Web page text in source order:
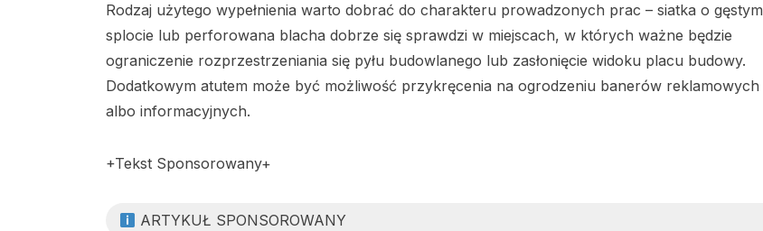
Rodzaj użytego wypełnienia warto dobrać do charakteru prowadzonych prac – siatka o gęstym
splocie lub perforowana blacha dobrze się sprawdzi w miejscach, w których ważne będzie
ograniczenie rozprzestrzeniania się pyłu budowlanego lub zasłonięcie widoku placu budowy.
Dodatkowym atutem może być możliwość przykręcenia na ogrodzeniu banerów reklamowych
albo informacyjnych.
+Tekst Sponsorowany+
ARTYKUŁ SPONSOROWANY